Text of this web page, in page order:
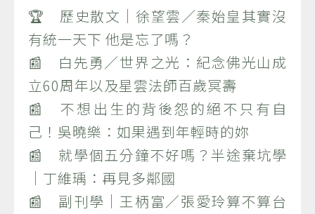
🏆 歷史散文｜徐望雲／秦始皇其實沒
有統一天下 他是忘了嗎？
📰 白先勇／世界之光：紀念佛光山成
立60周年以及星雲法師百歲冥壽
📰 不想出生的背後怨的絕不只有自
己！吳曉樂：如果遇到年輕時的妳
📰 就學個五分鐘不好嗎？半途棄坑學
｜丁維瑀：再見多鄰國
📰 副刊學｜王柄富／張愛玲算不算台